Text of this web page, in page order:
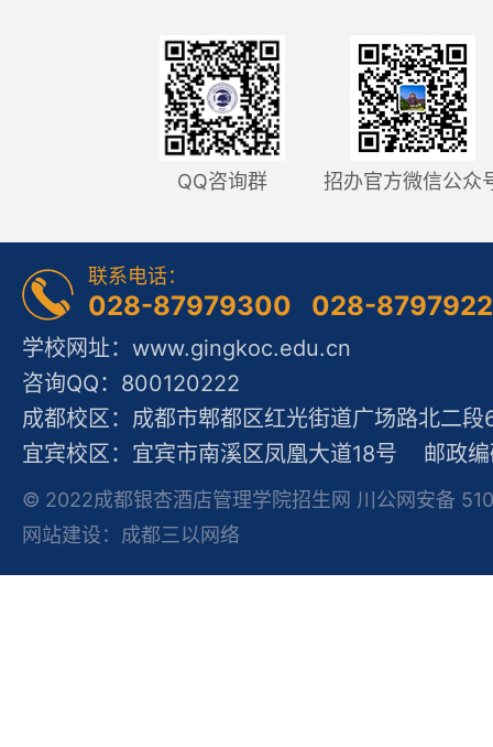
QQ咨询群 招办官方微信公众
联系电话：
028-87979300 028-
学校网址：www.gingkoc.edu.cn
咨询QQ：800120222
成都校区：成都市郫都区红光街道广场路北二
宜宾校区：宜宾市南溪区凤凰大道18号 邮政
© 2022成都银杏酒店管理学院招生网 川公网安备
网站建设：成都三以网络